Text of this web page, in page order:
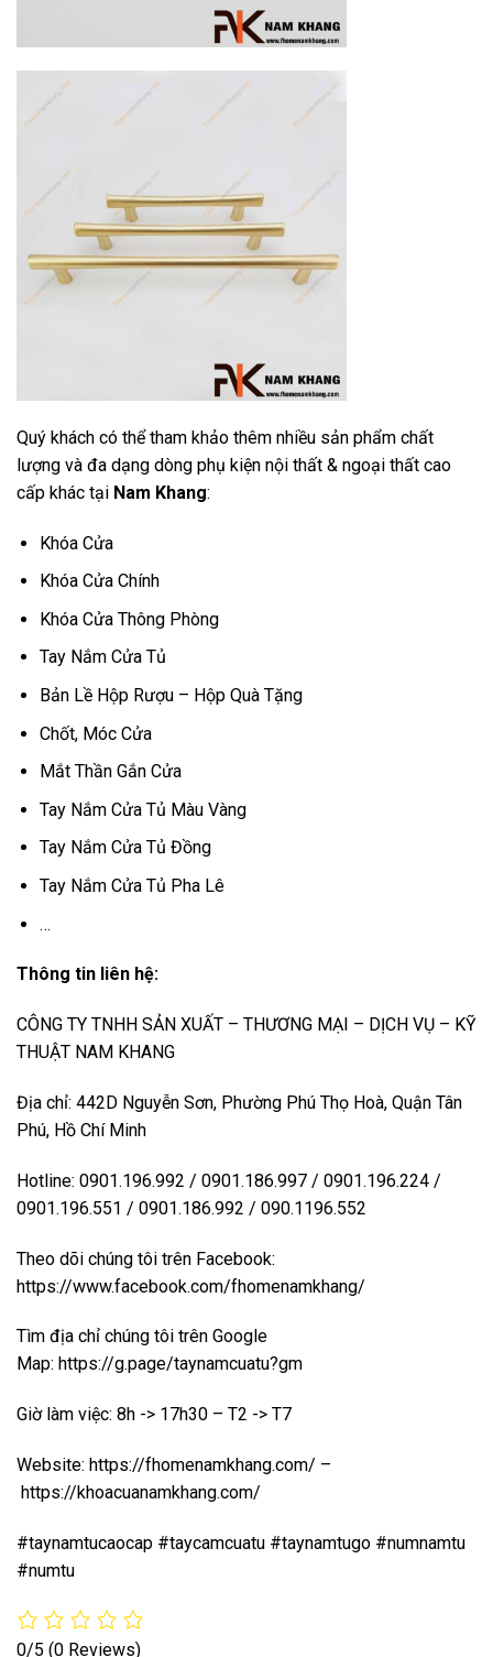
Quý khách có thể tham khảo thêm nhiều sản phẩm chất
lượng và đa dạng dòng phụ kiện nội thất & ngoại thất cao
cấp khác tại Nam Khang:
Khóa Cửa
Khóa Cửa Chính
Khóa Cửa Thông Phòng
Tay Nắm Cửa Tủ
Bản Lề Hộp Rượu – Hộp Quà Tặng
Chốt, Móc Cửa
Mắt Thần Gắn Cửa
Tay Nắm Cửa Tủ Màu Vàng
Tay Nắm Cửa Tủ Đồng
Tay Nắm Cửa Tủ Pha Lê
…
Thông tin liên hệ:
CÔNG TY TNHH SẢN XUẤT – THƯƠNG MẠI – DỊCH VỤ – KỸ
THUẬT NAM KHANG
Địa chỉ: 442D Nguyễn Sơn, Phường Phú Thọ Hoà, Quận Tân
Phú, Hồ Chí Minh
Hotline: 0901.196.992 / 0901.186.997 / 0901.196.224 /
0901.196.551 / 0901.186.992 / 090.1196.552
Theo dõi chúng tôi trên Facebook:
https://www.facebook.com/fhomenamkhang/
Tìm địa chỉ chúng tôi trên Google
Map: https://g.page/taynamcuatu?gm
Giờ làm việc: 8h -> 17h30 – T2 -> T7
Website: https://fhomenamkhang.com/ –
https://khoacuanamkhang.com/
#taynamtucaocap #taycamcuatu #taynamtugo #numnamtu
#numtu
0/5 (0 Reviews)